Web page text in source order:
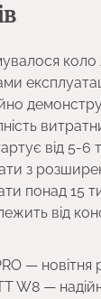
коло
від 5-6
з
понад 15
від
— новітня
W8 —